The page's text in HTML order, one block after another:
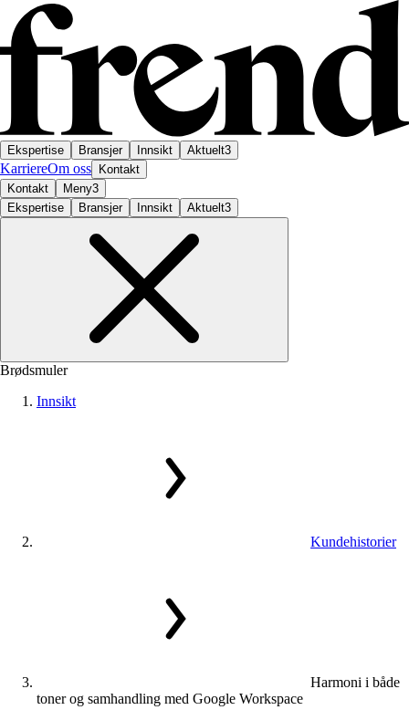
Ekspertise Bransjer Innsikt Aktuelt3
KarriereOm oss
Kontakt
Kontakt
Meny3
Ekspertise
Bransjer Innsikt Aktuelt3
Brødsmuler
Innsikt
Kundehistorier
Harmoni i både
toner og samhandling med Google Workspace